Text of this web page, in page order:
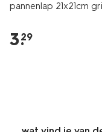
pannenlap 21x21cm
3.
29